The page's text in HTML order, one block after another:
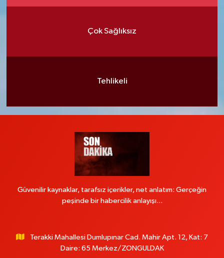
Çok Sağlıksız
Tehlikeli
Güvenilir kaynaklar, tarafsız içerikler, net anlatım: Gerçeğin
peşinde bir habercilik anlayışı...
Terakki Mahallesi Dumlupınar Cad. Mahir Apt. 12, Kat: 7
Daire: 65 Merkez/ZONGULDAK